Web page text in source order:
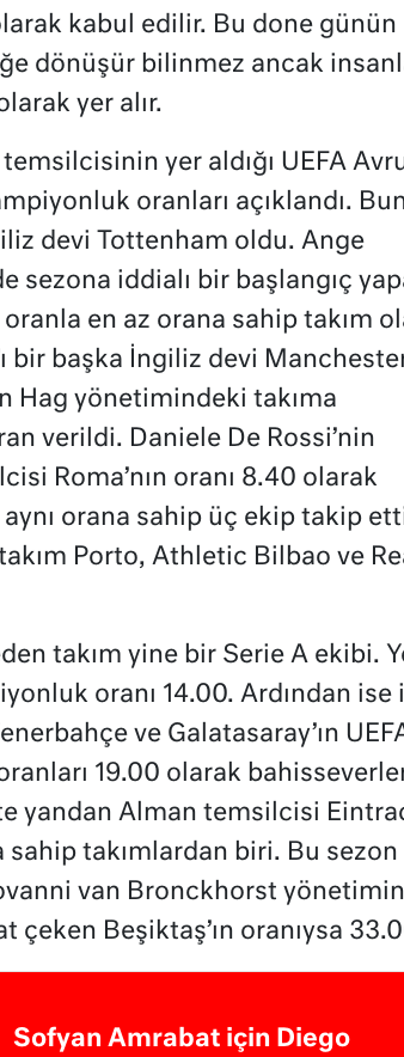
kabul edilir. Bu done günün
dönüşür bilinmez ancak
yer alır.
yer aldığı UEFA
oranları açıklandı.
devi Tottenham oldu. Ange
sezona iddialı bir başlangıç
en az orana sahip takım
bir başka İngiliz devi
Hag yönetimindeki takıma
verildi. Daniele De Rossi’nin
Roma’nın oranı 8.40 olarak
orana sahip üç ekip takip
Porto, Athletic Bilbao ve
takım yine bir Serie A ekibi.
oranı 14.00. Ardından ise
ve Galatasaray’ın
19.00 olarak
yandan Alman temsilcisi
sahip takımlardan biri. Bu sezon
van Bronckhorst
çeken Beşiktaş’ın oranıysa
Sofyan Amrabat için Diego